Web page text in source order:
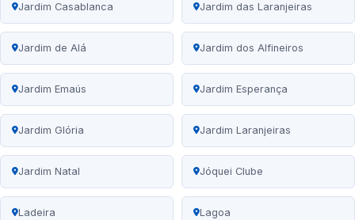
Jardim Casablanca Jardim das Laranjeiras
Jardim de Alá Jardim dos Alfineiros
Jardim Emaús Jardim Esperança
Jardim Glória Jardim Laranjeiras
Jardim Natal Jóquei Clube
Ladeira Lagoa